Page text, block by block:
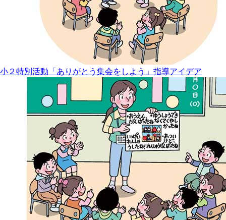
小２特別活動「ありがとう集会をしよう」指導アイデア